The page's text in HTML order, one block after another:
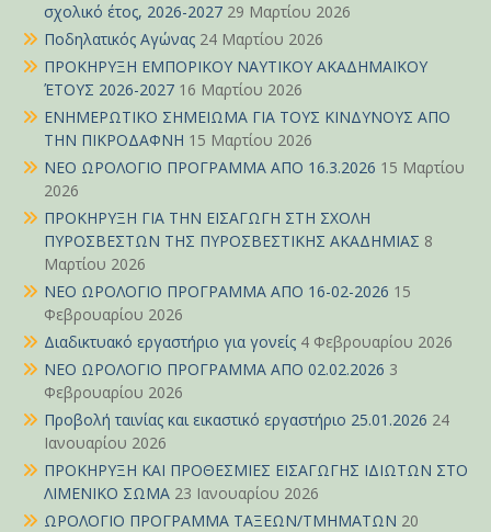
σχολικό έτος, 2026-2027 29 Μαρτίου 2026
Ποδηλατικός Αγώνας 24 Μαρτίου 2026
ΠΡΟΚΗΡΥΞΗ ΕΜΠΟΡΙΚΟΥ ΝΑΥΤΙΚΟΥ ΑΚΑΔΗΜΑΪΚΟΥ
ΈΤΟΥΣ 2026-2027 16 Μαρτίου 2026
ΕΝΗΜΕΡΩΤΙΚΟ ΣΗΜΕΙΩΜΑ ΓΙΑ ΤΟΥΣ ΚΙΝΔΥΝΟΥΣ ΑΠΟ
ΤΗΝ ΠΙΚΡΟΔΑΦΝΗ 15 Μαρτίου 2026
ΝΕΟ ΩΡΟΛΟΓΙΟ ΠΡΟΓΡΑΜΜΑ ΑΠΟ 16.3.2026 15 Μαρτίου
2026
ΠΡΟΚΗΡΥΞΗ ΓΙΑ ΤΗΝ ΕΙΣΑΓΩΓΗ ΣΤΗ ΣΧΟΛΗ
ΠΥΡΟΣΒΕΣΤΩΝ ΤΗΣ ΠΥΡΟΣΒΕΣΤΙΚΗΣ ΑΚΑΔΗΜΙΑΣ 8
Μαρτίου 2026
ΝΕΟ ΩΡΟΛΟΓΙΟ ΠΡΟΓΡΑΜΜΑ ΑΠΟ 16-02-2026 15
Φεβρουαρίου 2026
Διαδικτυακό εργαστήριο για γονείς 4 Φεβρουαρίου 2026
ΝΕΟ ΩΡΟΛΟΓΙΟ ΠΡΟΓΡΑΜΜΑ ΑΠΟ 02.02.2026 3
Φεβρουαρίου 2026
Προβολή ταινίας και εικαστικό εργαστήριο 25.01.2026 24
Ιανουαρίου 2026
ΠΡΟΚΗΡΥΞΗ ΚΑΙ ΠΡΟΘΕΣΜΙΕΣ ΕΙΣΑΓΩΓΗΣ ΙΔΙΩΤΩΝ ΣΤΟ
ΛΙΜΕΝΙΚΟ ΣΩΜΑ 23 Ιανουαρίου 2026
ΩΡΟΛΟΓΙΟ ΠΡΟΓΡΑΜΜΑ ΤΑΞΕΩΝ/ΤΜΗΜΑΤΩΝ 20